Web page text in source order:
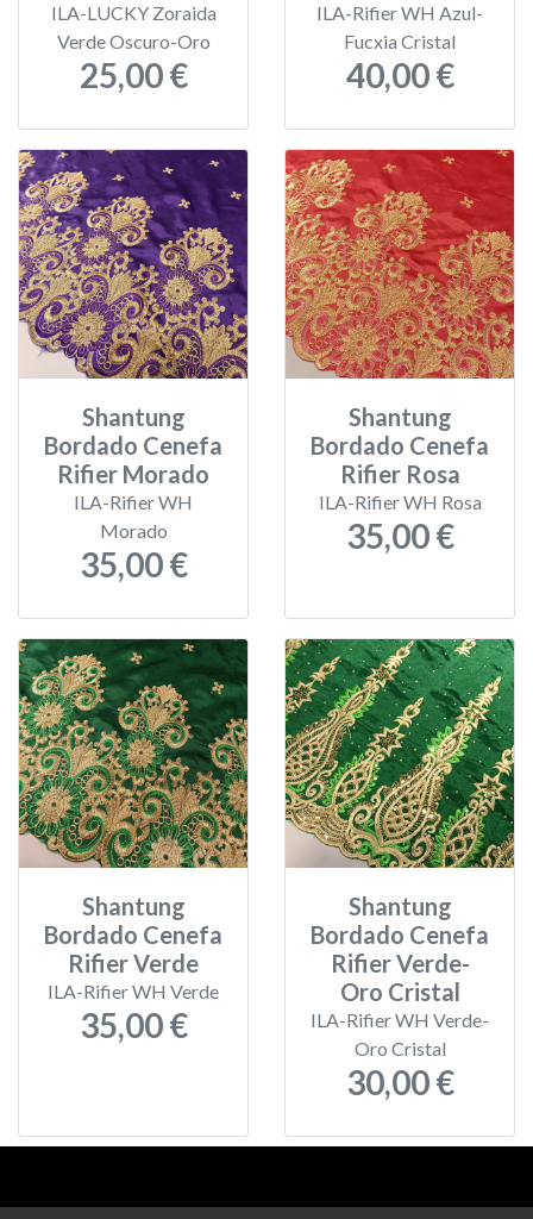
ILA-LUCKY Zoraida
Verde Oscuro-Oro
25,00 €
ILA-Rifier WH Azul-
Fucxia Cristal
40,00 €
Shantung
Bordado Cenefa
Rifier Morado
ILA-Rifier WH
Morado
35,00 €
Shantung
Bordado Cenefa
Rifier Rosa
ILA-Rifier WH Rosa
35,00 €
Shantung
Bordado Cenefa
Rifier Verde
ILA-Rifier WH Verde
35,00 €
Shantung
Bordado Cenefa
Rifier Verde-
Oro Cristal
ILA-Rifier WH Verde-
Oro Cristal
30,00 €